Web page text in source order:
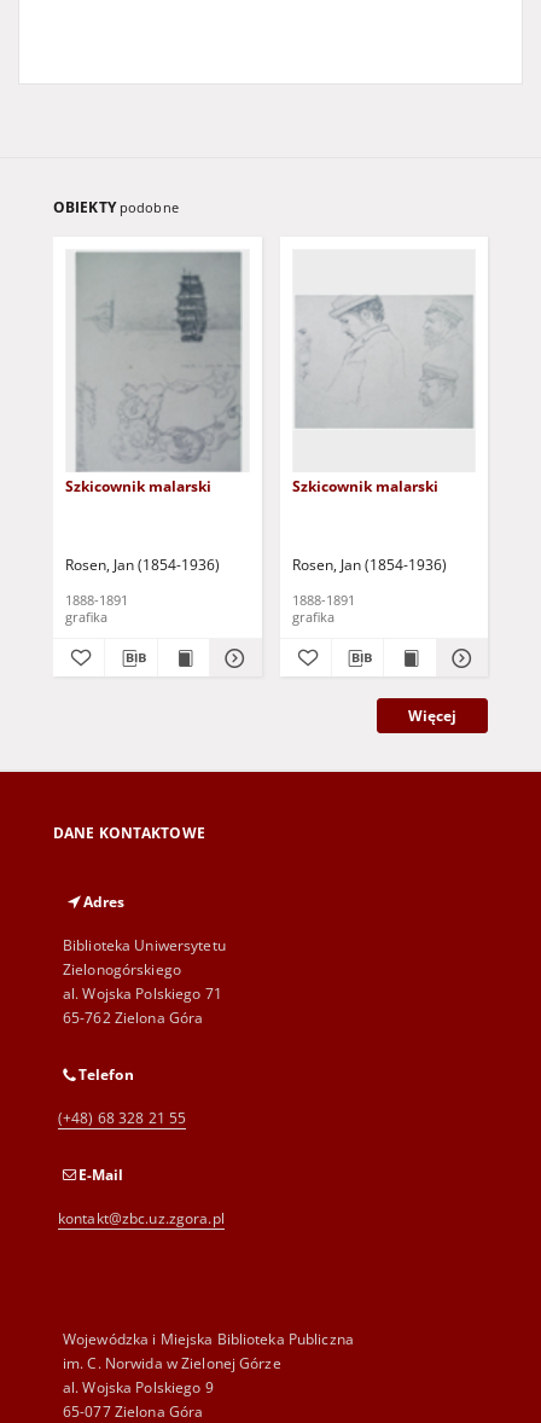
OBIEKTY podobne
Szkicownik malarski
Rosen, Jan (1854-1936)
1888-1891
grafika
Szkicownik malarski
Rosen, Jan (1854-1936)
1888-1891
grafika
Więcej
DANE KONTAKTOWE
Adres
Biblioteka Uniwersytetu
Zielonogórskiego
al. Wojska Polskiego 71
65-762 Zielona Góra
Telefon
(+48) 68 328 21 55
E-Mail
kontakt@zbc.uz.zgora.pl
Wojewódzka i Miejska Biblioteka Publiczna
im. C. Norwida w Zielonej Górze
al. Wojska Polskiego 9
65-077 Zielona Góra